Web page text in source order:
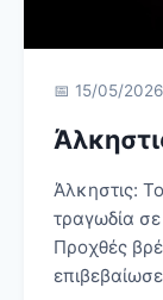
📅 15/05/2026
Άλκηστις:
τραγωδία σε
Προχθές